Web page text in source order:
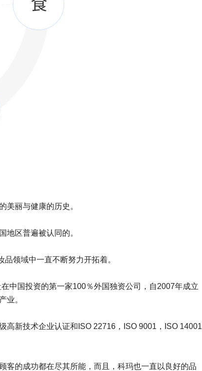
美丽与健康的历史。
地区普遍被认同的。
领域中一直不断努力开拓着。
中国投资的第一家100％外国独资公司，自2007年成立
业。
高新技术企业认证和ISO 22716，ISO 9001，ISO 14001
客的成功都在尽其所能，而且，科玛也一直以良好的品